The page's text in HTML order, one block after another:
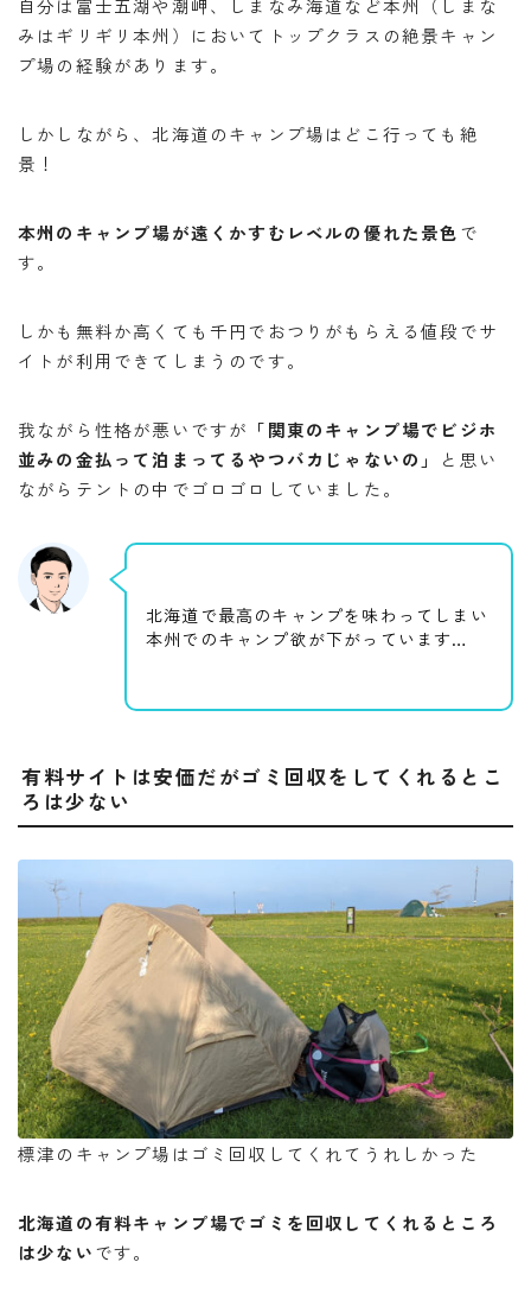
自分は富士五湖や潮岬、しまなみ海道など本州（しまな
みはギリギリ本州）においてトップクラスの絶景キャン
プ場の経験があります。
しかしながら、北海道のキャンプ場はどこ行っても絶
景！
本州のキャンプ場が遠くかすむレベルの優れた景色で
す。
しかも無料か高くても千円でおつりがもらえる値段でサ
イトが利用できてしまうのです。
我ながら性格が悪いですが 「関東のキャンプ場でビジホ
並みの金払って泊まってるやつバカじゃないの」
と思い
ながらテントの中でゴロゴロしていました。
北海道で最高のキャンプを味わってしまい
本州でのキャンプ欲が下がっています…
有料サイトは安価だがゴミ回収をしてくれるとこ
ろは少ない
標津のキャンプ場はゴミ回収してくれてうれしかった
北海道の有料キャンプ場でゴミを回収してくれるところ
は少ないです。